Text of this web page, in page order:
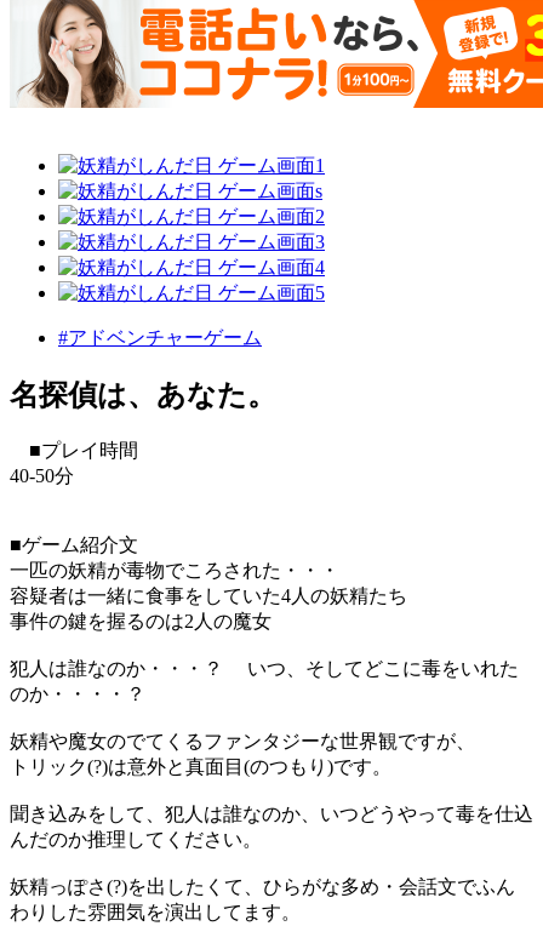
#アドベンチャーゲーム
名探偵は、あなた。
■プレイ時間
40-50分
■ゲーム紹介文
一匹の妖精が毒物でころされた・・・
容疑者は一緒に食事をしていた4人の妖精たち
事件の鍵を握るのは2人の魔女
犯人は誰なのか・・・？ いつ、そしてどこに毒をいれた
のか・・・・？
妖精や魔女のでてくるファンタジーな世界観ですが、
トリック(?)は意外と真面目(のつもり)です。
聞き込みをして、犯人は誰なのか、いつどうやって毒を仕込
んだのか推理してください。
妖精っぽさ(?)を出したくて、ひらがな多め・会話文でふん
わりした雰囲気を演出してます。